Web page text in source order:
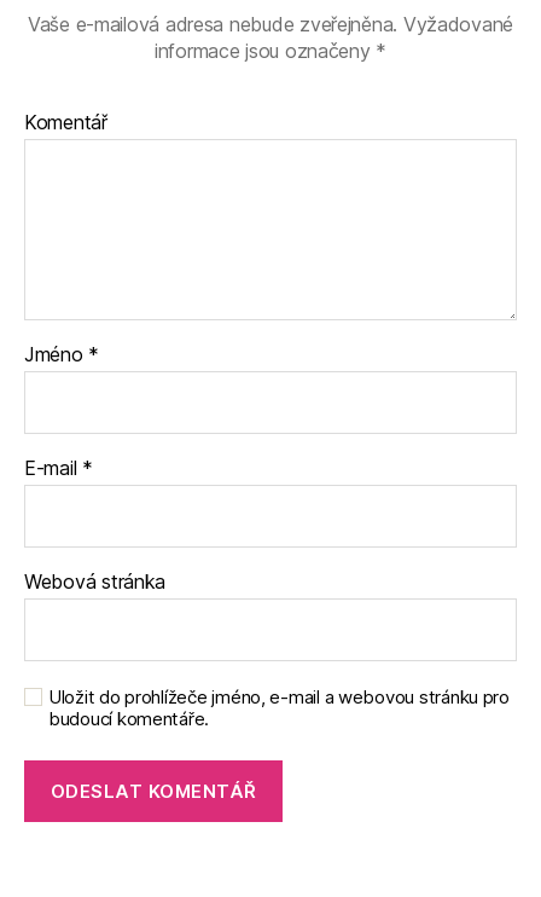
Vaše e-mailová adresa nebude zveřejněna. Vyžadované
informace jsou označeny *
Komentář
Jméno *
E-mail *
Webová stránka
Uložit do prohlížeče jméno, e-mail a webovou stránku pro
budoucí komentáře.